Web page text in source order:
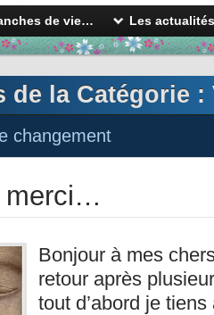
de vie… Les
de la Catégorie :
changement
merci…
Bonjour à mes
retour après
tout d’abord je